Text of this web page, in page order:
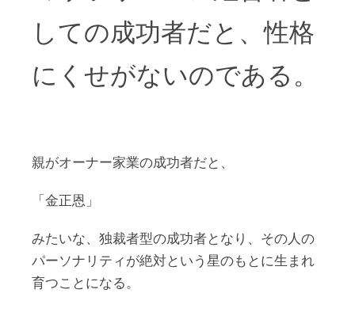
しての成功者だと、性格
にくせがないのである。
親がオーナー家業の成功者だと、
「金正恩」
みたいな、独裁者型の成功者となり、その人の
パーソナリティが絶対という星のもとに生まれ
育つことになる。